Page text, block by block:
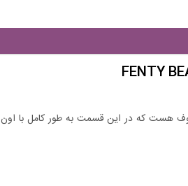
هست که در این قسمت به طور کامل با اون